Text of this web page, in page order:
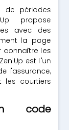
de périodes
propose
avec des
la page
connaître les
est l'un
l'assurance,
les courtiers
code